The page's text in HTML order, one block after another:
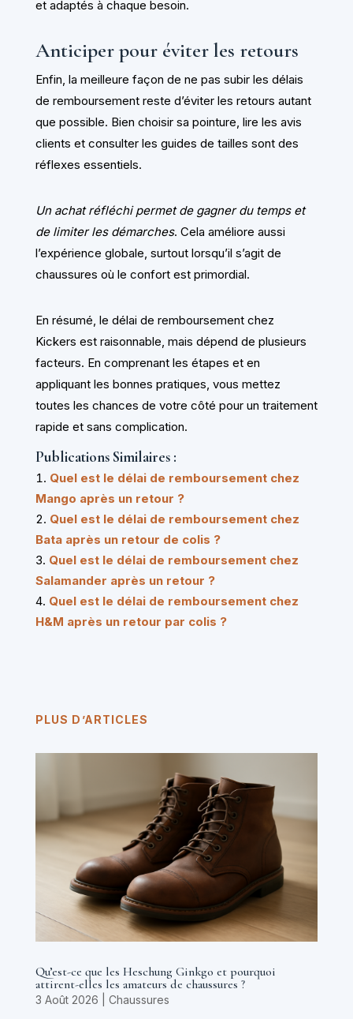
et adaptés à chaque besoin.
Anticiper pour éviter les retours
Enfin, la meilleure façon de ne pas subir les délais
de remboursement reste d’éviter les retours autant
que possible. Bien choisir sa pointure, lire les avis
clients et consulter les guides de tailles sont des
réflexes essentiels.
Un achat réfléchi permet de gagner du temps et
de limiter les démarches. Cela améliore aussi
l’expérience globale, surtout lorsqu’il s’agit de
chaussures où le confort est primordial.
En résumé, le délai de remboursement chez
Kickers est raisonnable, mais dépend de plusieurs
facteurs. En comprenant les étapes et en
appliquant les bonnes pratiques, vous mettez
toutes les chances de votre côté pour un traitement
rapide et sans complication.
Publications Similaires :
Quel est le délai de remboursement chez
Mango après un retour ?
Quel est le délai de remboursement chez
Bata après un retour de colis ?
Quel est le délai de remboursement chez
Salamander après un retour ?
Quel est le délai de remboursement chez
H&M après un retour par colis ?
PLUS D’ARTICLES
Qu’est-ce que les Heschung Ginkgo et pourquoi
attirent-elles les amateurs de chaussures ?
3 Août 2026 Chaussures